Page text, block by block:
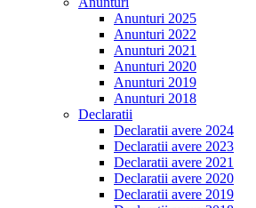
Anunturi 2025
Anunturi 2022
Anunturi 2021
Anunturi 2020
Anunturi 2019
Anunturi 2018
Declaratii
Declaratii avere 2024
Declaratii avere 2023
Declaratii avere 2021
Declaratii avere 2020
Declaratii avere 2019